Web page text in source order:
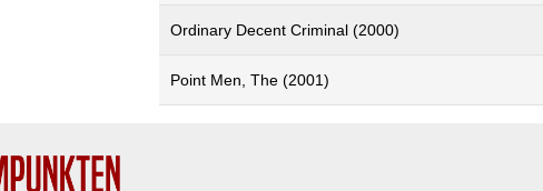
Ordinary Decent Criminal (2000)
Point Men, The (2001)